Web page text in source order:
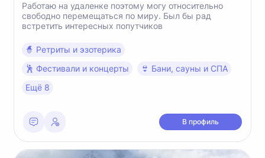
Работаю на удаленке поэтому могу относительно
свободно перемещаться по миру. Был бы рад
встретить интересных попутчиков
🧙 Ретриты и эзотерика
🕺 Фестивали и концерты
👙 Бани, сауны и СПА
Ещё 8
В профиль